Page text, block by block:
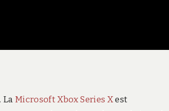
La Microsoft Xbox Series Xest